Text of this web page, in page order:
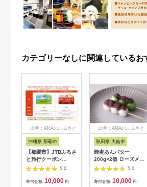
カテゴリーなしに関連しているお
出典：ANAのふるさと
沖縄県 那覇市
【那覇市】JTBふるさ
と旅行クーポン
（3,000円分）有効期
間3年（Eメール発
行）｜旅行 トラベル
5.0
寄付金額: 10,000 円
出典：ANAのふるさと
秋田県 大仙市
蜂蜜あんバター
200g×2個 ローズメイ
[あんバター はちみ
つ 発酵バター あん
こ 水あめ不使用 秋
5.0
寄付金額: 10,000 円